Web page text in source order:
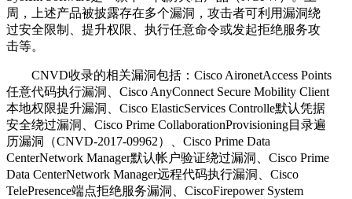
周，上述产品被披露存在多个漏洞，攻击者可利用漏洞绕
过安全限制、提升权限、执行任意命令或发起拒绝服务攻
击等。
CNVD收录的相关漏洞包括：Cisco AironetAccess Points
任意代码执行漏洞、Cisco AnyConnect Secure Mobility Client
本地权限提升漏洞、Cisco ElasticServices Controlle默认凭据
安全绕过漏洞、Cisco Prime CollaborationProvisioning目录遍
历漏洞（CNVD-2017-09962）、Cisco Prime Data
CenterNetwork Manager默认帐户验证绕过漏洞、Cisco Prime
Data CenterNetwork Manager远程代码执行漏洞、Cisco
TelePresence端点拒绝服务漏洞、CiscoFirepower System